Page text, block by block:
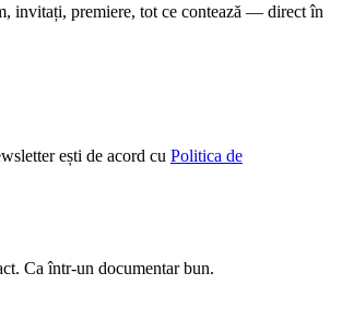
invitați, premiere, tot ce contează — direct în
ești de acord cu Politica de
Ca într-un documentar bun.